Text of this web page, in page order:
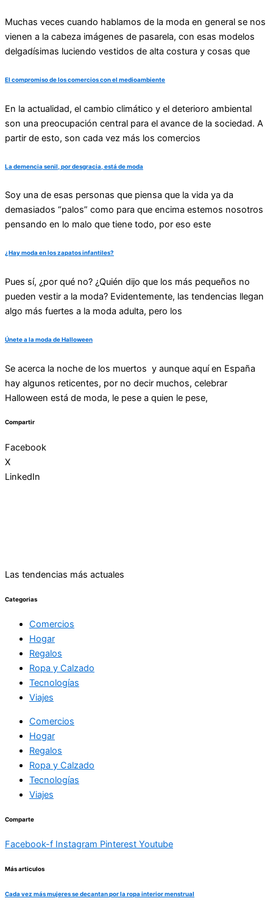
Muchas veces cuando hablamos de la moda en general se nos
vienen a la cabeza imágenes de pasarela, con esas modelos
delgadísimas luciendo vestidos de alta costura y cosas que
El compromiso de los comercios con el medioambiente
En la actualidad, el cambio climático y el deterioro ambiental
son una preocupación central para el avance de la sociedad. A
partir de esto, son cada vez más los comercios
La demencia senil, por desgracia, está de moda
Soy una de esas personas que piensa que la vida ya da
demasiados “palos” como para que encima estemos nosotros
pensando en lo malo que tiene todo, por eso este
¿Hay moda en los zapatos infantiles?
Pues sí, ¿por qué no? ¿Quién dijo que los más pequeños no
pueden vestir a la moda? Evidentemente, las tendencias llegan
algo más fuertes a la moda adulta, pero los
Únete a la moda de Halloween
Se acerca la noche de los muertos y aunque aquí en España
hay algunos reticentes, por no decir muchos, celebrar
Halloween está de moda, le pese a quien le pese,
Compartir
Facebook
X
LinkedIn
Las tendencias más actuales
Categorias
Comercios
Hogar
Regalos
Ropa y Calzado
Tecnologías
Viajes
Comercios
Hogar
Regalos
Ropa y Calzado
Tecnologías
Viajes
Comparte
Facebook-f Instagram Pinterest Youtube
Más articulos
Cada vez más mujeres se decantan por la ropa interior menstrual